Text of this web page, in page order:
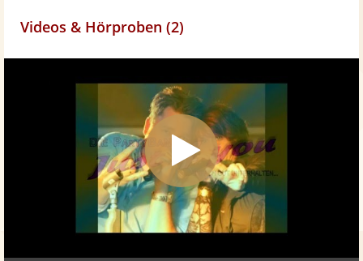
Videos & Hörproben (2)